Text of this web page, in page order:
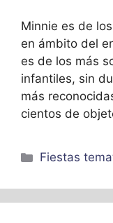
Minnie es de
en ámbito del
es de los más
infantiles, sin
más
cientos de
Categorías
Fiestas